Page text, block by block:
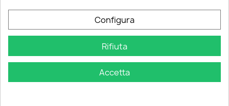
Configura
Rifiuta
Accetta